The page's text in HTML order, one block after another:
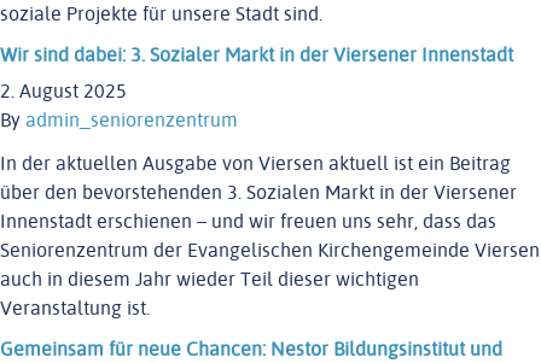
soziale Projekte für unsere Stadt sind.
Wir sind dabei: 3. Sozialer Markt in der Viersener Innenstadt
2. August 2025
By admin_seniorenzentrum
In der aktuellen Ausgabe von Viersen aktuell ist ein Beitrag
über den bevorstehenden 3. Sozialen Markt in der Viersener
Innenstadt erschienen – und wir freuen uns sehr, dass das
Seniorenzentrum der Evangelischen Kirchengemeinde Viersen
auch in diesem Jahr wieder Teil dieser wichtigen
Veranstaltung ist.
Gemeinsam für neue Chancen: Nestor Bildungsinstitut und